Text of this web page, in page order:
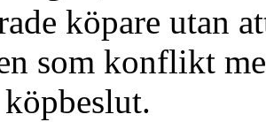
köpare utan
som konflikt
köpbeslut.